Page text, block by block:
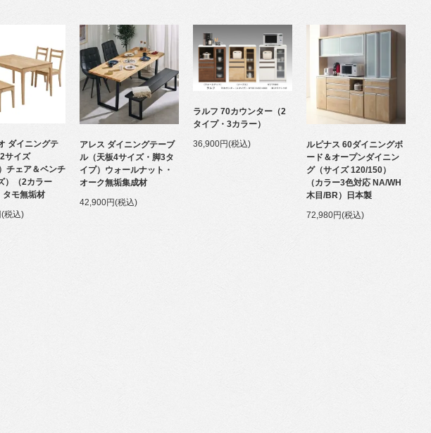
ダイニングテ
サイズ
チェア＆ベンチ
）（2カラー
タモ無垢材
税込)
アレス ダイニングテーブ
ル（天板4サイズ・脚3タ
イプ）ウォールナット・
オーク無垢集成材
42,900円(税込)
ラルフ 70カウンター（2
タイプ・3カラー）
36,900円(税込)
ルピナス 60ダイニングボ
ード＆オープンダイニン
グ（サイズ 120/150）
（カラー3色対応 NA/WH
木目/BR）日本製
72,980円(税込)